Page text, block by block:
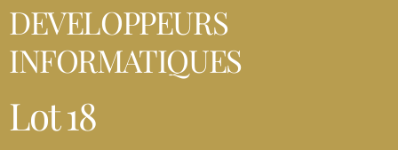
DEVELOPPEURS
INFORMATIQUES
Lot 18